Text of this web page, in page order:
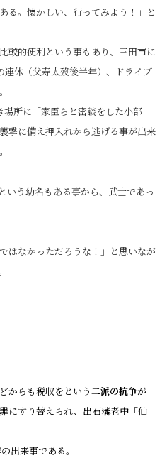
る。懐かしい、行ってみよう！」と
較的便利という事もあり、三田市に
休（父寿太歿後半年）、ドライブ
所に「家臣らと密談をした小部
撃に備え押入れから逃げる事が出来
う幼名もある事から、武士であっ
はなかっただろうな！」と思いなが
からも税収をという二派の抗争が
にすり替えられ、出石藩老中「仙
出来事である。